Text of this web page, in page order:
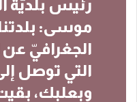
رئيس بلديّة
موسى:
الجغرافيّ
التي توصل
وبعلبك،